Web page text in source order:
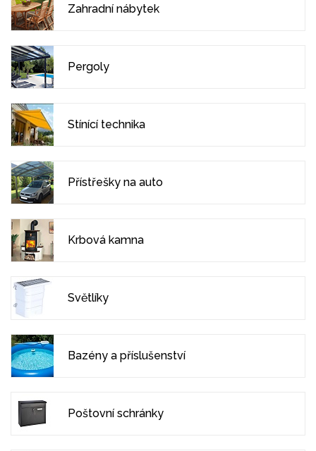
Zahradní nábytek
Pergoly
Stínící technika
Přístřešky na auto
Krbová kamna
Světlíky
Bazény a příslušenství
Poštovní schránky